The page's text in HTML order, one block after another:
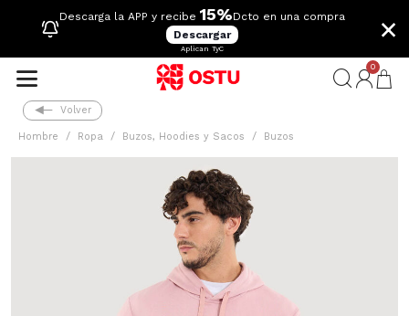
Descarga la APP y recibe 15%Dcto en una compra
Descargar
Aplican TyC
×
0
Volver
Hombre Ropa Buzos, Hoodies y Sacos Buzos